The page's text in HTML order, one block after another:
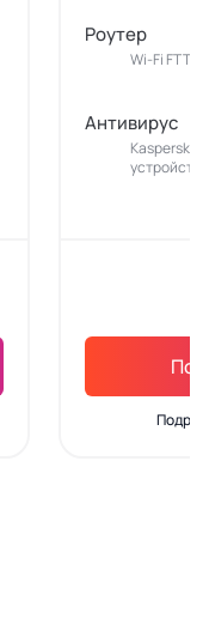
Роутер
Wi-Fi
Антивирус
Kaspersky